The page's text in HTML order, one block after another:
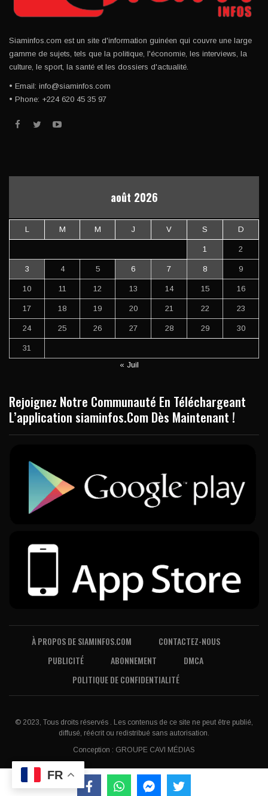
Siaminfos.com est un site d'information guinéen qui couvre une large
gamme de sujets, tels que la politique, l'économie, les interviews, la
culture, le sport, la santé et les dossiers d'actualité.
• Email: info@siaminfos.com
• Phone: +224 620 45 35 97
août 2026
L M M J V S D
1 2
3 4 5 6 7 8 9
10 11 12 13 14 15 16
17 18 19 20 21 22 23
24 25 26 27 28 29 30
31
« Juil
Rejoignez Notre Communauté En Téléchargeant
L’application siaminfos.Com Dès Maintenant !
À PROPOS DE SIAMINFOS.COM
CONTACTEZ-NOUS
PUBLICITÉ
ABONNEMENT
DMCA
POLITIQUE DE CONFIDENTIALITÉ
© 2023, Tous droits réservés . Les contenus de ce site ne peut être publié,
diffusé, réécrit ou redistribué sans autorisation.
Conception : GROUPE CAVI MÉDIAS
FR